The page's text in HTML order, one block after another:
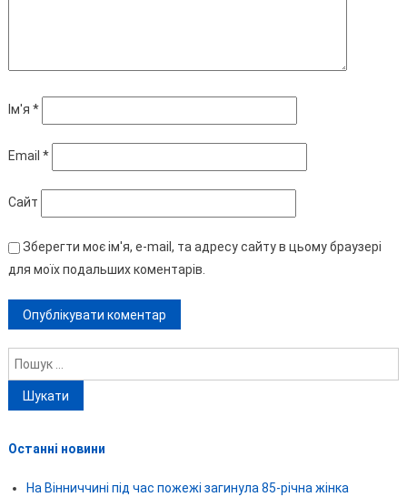
Ім'я *
Email *
Сайт
Зберегти моє ім'я, e-mail, та адресу сайту в цьому браузері
для моїх подальших коментарів.
Пошук:
Останні новини
На Вінниччині під час пожежі загинула 85-річна жінка